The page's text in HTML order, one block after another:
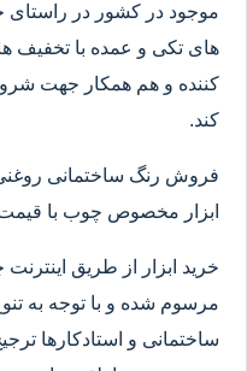
موجود در کشور در
های تکی و عمده با
کننده و هم همکار جهت
کند.
فروش رنگ ساختمانی
ابزار مخصوص چوب با
خرید ابزار از طریق
مرسوم شده و با توجه به
ساختمانی و استادکارها